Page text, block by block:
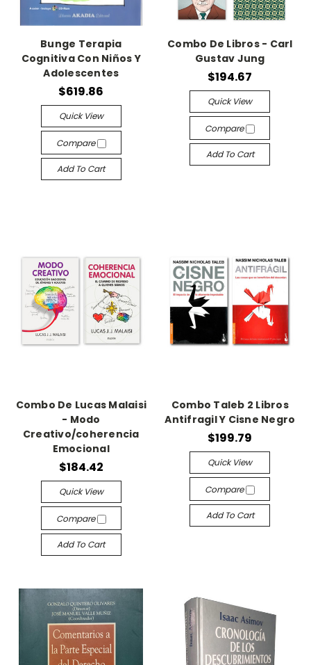
Bunge Terapia
Cognitiva Con Niños Y
Adolescentes
$619.86
Quick View
Compare
Add To Cart
Combo De Libros - Carl
Gustav Jung
$194.67
Quick View
Compare
Add To Cart
Combo De Lucas Malaisi
- Modo
Creativo/coherencia
Emocional
$184.42
Quick View
Compare
Add To Cart
Combo Taleb 2 Libros
Antifragil Y Cisne Negro
$199.79
Quick View
Compare
Add To Cart